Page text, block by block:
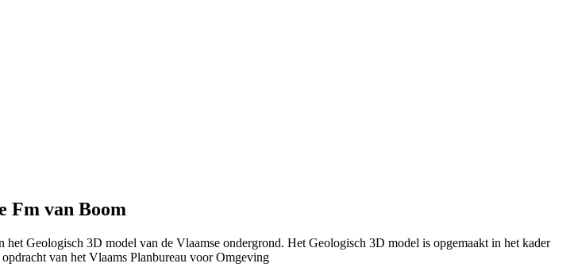
Fm van Boom
Geologisch 3D model van de Vlaamse ondergrond. Het Geologisch 3D model is opgemaakt in het kader
van het Vlaams Planbureau voor Omgeving